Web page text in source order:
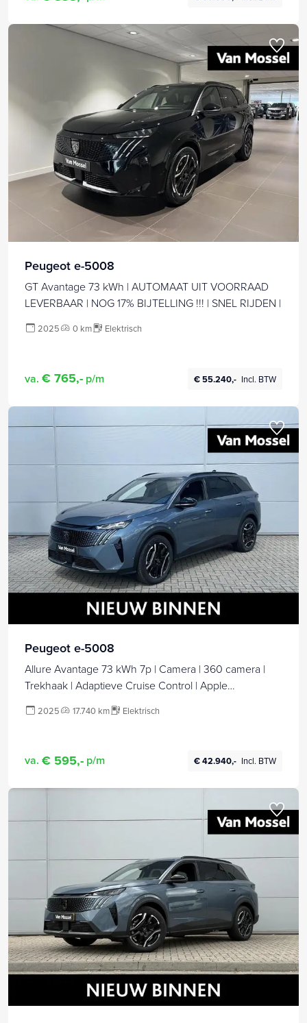
Peugeot e-5008
GT Avantage 73 kWh | AUTOMAAT UIT VOORRAAD
LEVERBAAR | NOG 17% BIJTELLING !!! | SNEL RIJDEN |
2025 0 km Elektrisch
va. € 765,- p/m € 55.240,- Incl. BTW
Peugeot e-5008
Allure Avantage 73 kWh 7p | Camera | 360 camera |
Trekhaak | Adaptieve Cruise Control | Apple
2025 17.740 km Elektrisch
va. € 595,- p/m € 42.940,- Incl. BTW